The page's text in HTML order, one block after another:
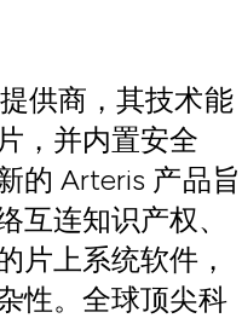
供商，其技术能
，并内置安全
的 Arteris 产品旨
互连知识产权、
片上系统软件，
性。全球顶尖科